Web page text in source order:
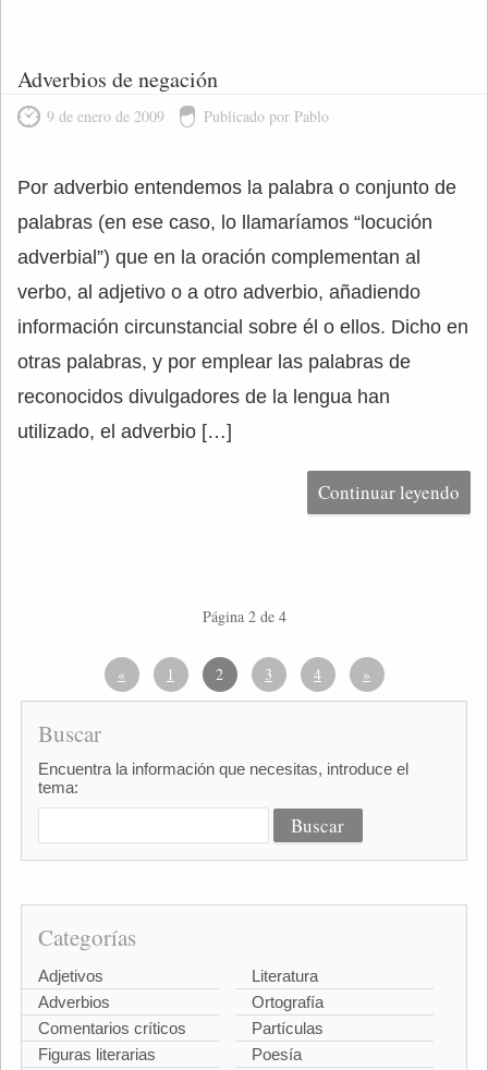
Adverbios de negación
9 de enero de 2009 Publicado por Pablo
Por adverbio entendemos la palabra o conjunto de
palabras (en ese caso, lo llamaríamos “locución
adverbial”) que en la oración complementan al
verbo, al adjetivo o a otro adverbio, añadiendo
información circunstancial sobre él o ellos. Dicho en
otras palabras, y por emplear las palabras de
reconocidos divulgadores de la lengua han
utilizado, el adverbio […]
Continuar leyendo
Página 2 de 4
« 1 2 3 4 »
Buscar
Encuentra la información que necesitas, introduce el
tema:
Categorías
Adjetivos
Adverbios
Comentarios críticos
Figuras literarias
Literatura
Ortografía
Partículas
Poesía